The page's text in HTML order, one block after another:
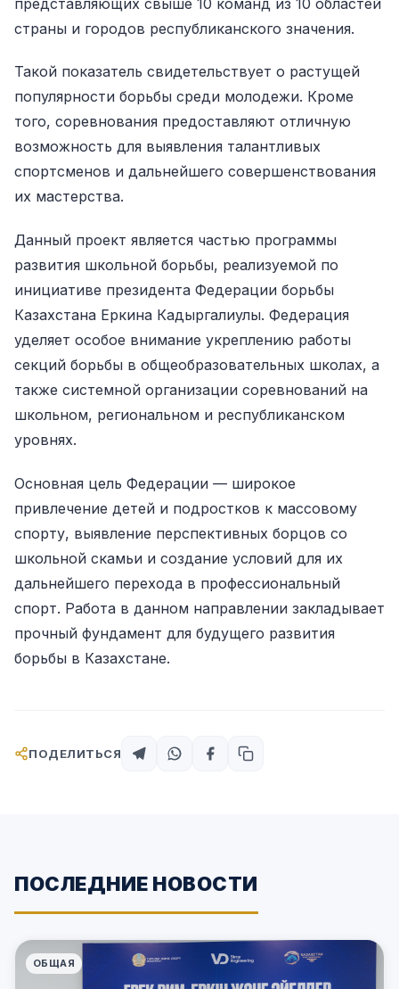
страны и городов республиканского значения.
Такой показатель свидетельствует о растущей
популярности борьбы среди молодежи. Кроме
того, соревнования предоставляют отличную
возможность для выявления талантливых
спортсменов и дальнейшего совершенствования
их мастерства.
Данный проект является частью программы
развития школьной борьбы, реализуемой по
инициативе президента Федерации борьбы
Казахстана Еркина Кадыргалиулы. Федерация
уделяет особое внимание укреплению работы
секций борьбы в общеобразовательных школах, а
также системной организации соревнований на
школьном, региональном и республиканском
уровнях.
Основная цель Федерации — широкое
привлечение детей и подростков к массовому
спорту, выявление перспективных борцов со
школьной скамьи и создание условий для их
дальнейшего перехода в профессиональный
спорт. Работа в данном направлении закладывает
прочный фундамент для будущего развития
борьбы в Казахстане.
ПОДЕЛИТЬСЯ
ПОСЛЕДНИЕ НОВОСТИ
ОБЩАЯ